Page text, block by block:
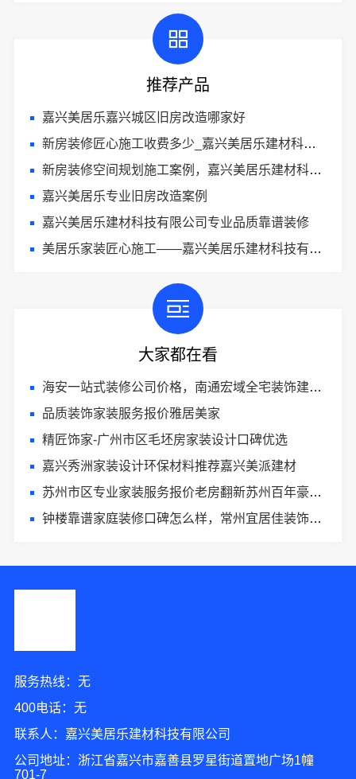
推荐产品
嘉兴美居乐嘉兴城区旧房改造哪家好
新房装修匠心施工收费多少_嘉兴美居乐建材科技有限公司
新房装修空间规划施工案例，嘉兴美居乐建材科技有限公司
嘉兴美居乐专业旧房改造案例
嘉兴美居乐建材科技有限公司专业品质靠谱装修
美居乐家装匠心施工——嘉兴美居乐建材科技有限公司
大家都在看
海安一站式装修公司价格，南通宏域全宅装饰建材有限公司报价透明
品质装饰家装服务报价雅居美家
精匠饰家-广州市区毛坯房家装设计口碑优选
嘉兴秀洲家装设计环保材料推荐嘉兴美派建材
苏州市区专业家装服务报价老房翻新苏州百年豪庭新材料有限公司
钟楼靠谱家庭装修口碑怎么样，常州宜居佳装饰好评案例
服务热线：无
400电话：无
联系人：嘉兴美居乐建材科技有限公司
公司地址：浙江省嘉兴市嘉善县罗星街道置地广场1幢
701-7